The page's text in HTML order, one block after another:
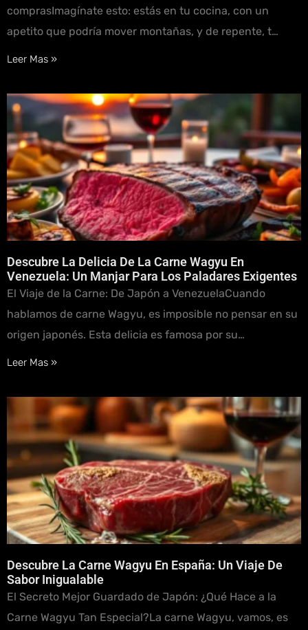
comprasImagínate esto: estás en tu cocina, con un
apetito que podría mover montañas, y de repente, t…
Leer Mas »
Descubre La Delicia De La Carne Wagyu En
Venezuela: Un Manjar Para Los Paladares Exigentes
El Viaje de la Carne: De Japón a VenezuelaCuando
hablamos de carne Wagyu, es imposible no pensar en su
origen japonés. Esta delicia es famosa por su…
Leer Mas »
Descubre La Carne Wagyu En España: Un Viaje De
Sabor Inigualable
El Secreto Mejor Guardado de Japón: ¿Qué Hace a la
Carne Wagyu Tan Especial?La carne Wagyu, vamos, es